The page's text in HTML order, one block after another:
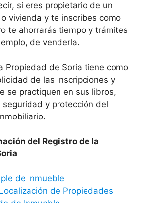
si eres propietario de un
vivienda y te inscribes como
te ahorrarás tiempo y trámites
de venderla.
Propiedad de Soria tiene como
de las inscripciones y
se practiquen en sus libros,
y protección del
del Registro de la
de Inmueble
de Propiedades